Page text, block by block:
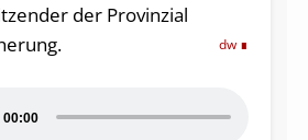
der Provinzial
dw
00:00